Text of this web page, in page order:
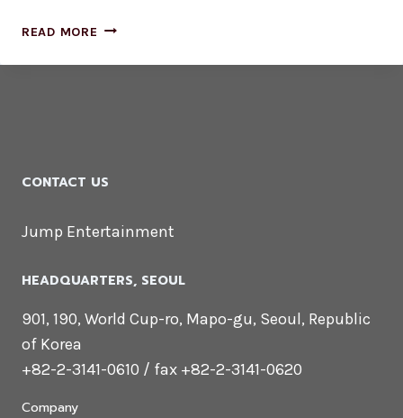
READ MORE WE
OUR
US
DESIGNS
CONTACT US
Jump Entertainment
HEADQUARTERS​, SEOUL
901, 190, World Cup-ro, Mapo-gu, Seoul, Republic
of Korea
+82-2-3141-0610 / fax +82-2-3141-0620
Company